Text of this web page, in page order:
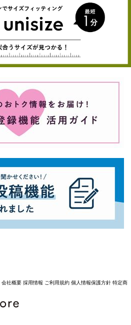
会社概要 採用情報 ご利用規約 個人情報保護方針 特定商